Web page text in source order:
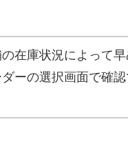
在庫状況によって
ーの選択画面で確